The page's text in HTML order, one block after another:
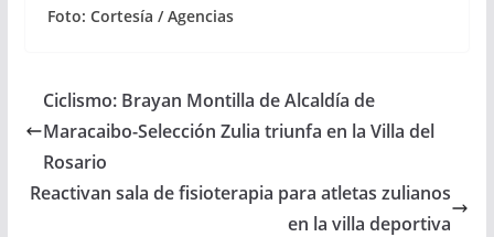
Foto: Cortesía / Agencias
Ciclismo: Brayan Montilla de Alcaldía de
Maracaibo-Selección Zulia triunfa en la Villa del
Rosario
Reactivan sala de fisioterapia para atletas zulianos
en la villa deportiva